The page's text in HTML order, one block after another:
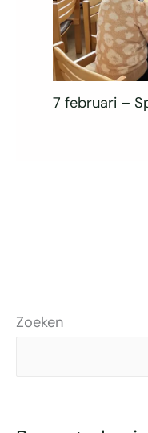
Zoeken
7 februari –